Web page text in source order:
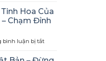
HÀNG
NHẬT
BẢN
Hoa Của
– Chạm Đỉnh
bình luận bị tắtở
Đỏ